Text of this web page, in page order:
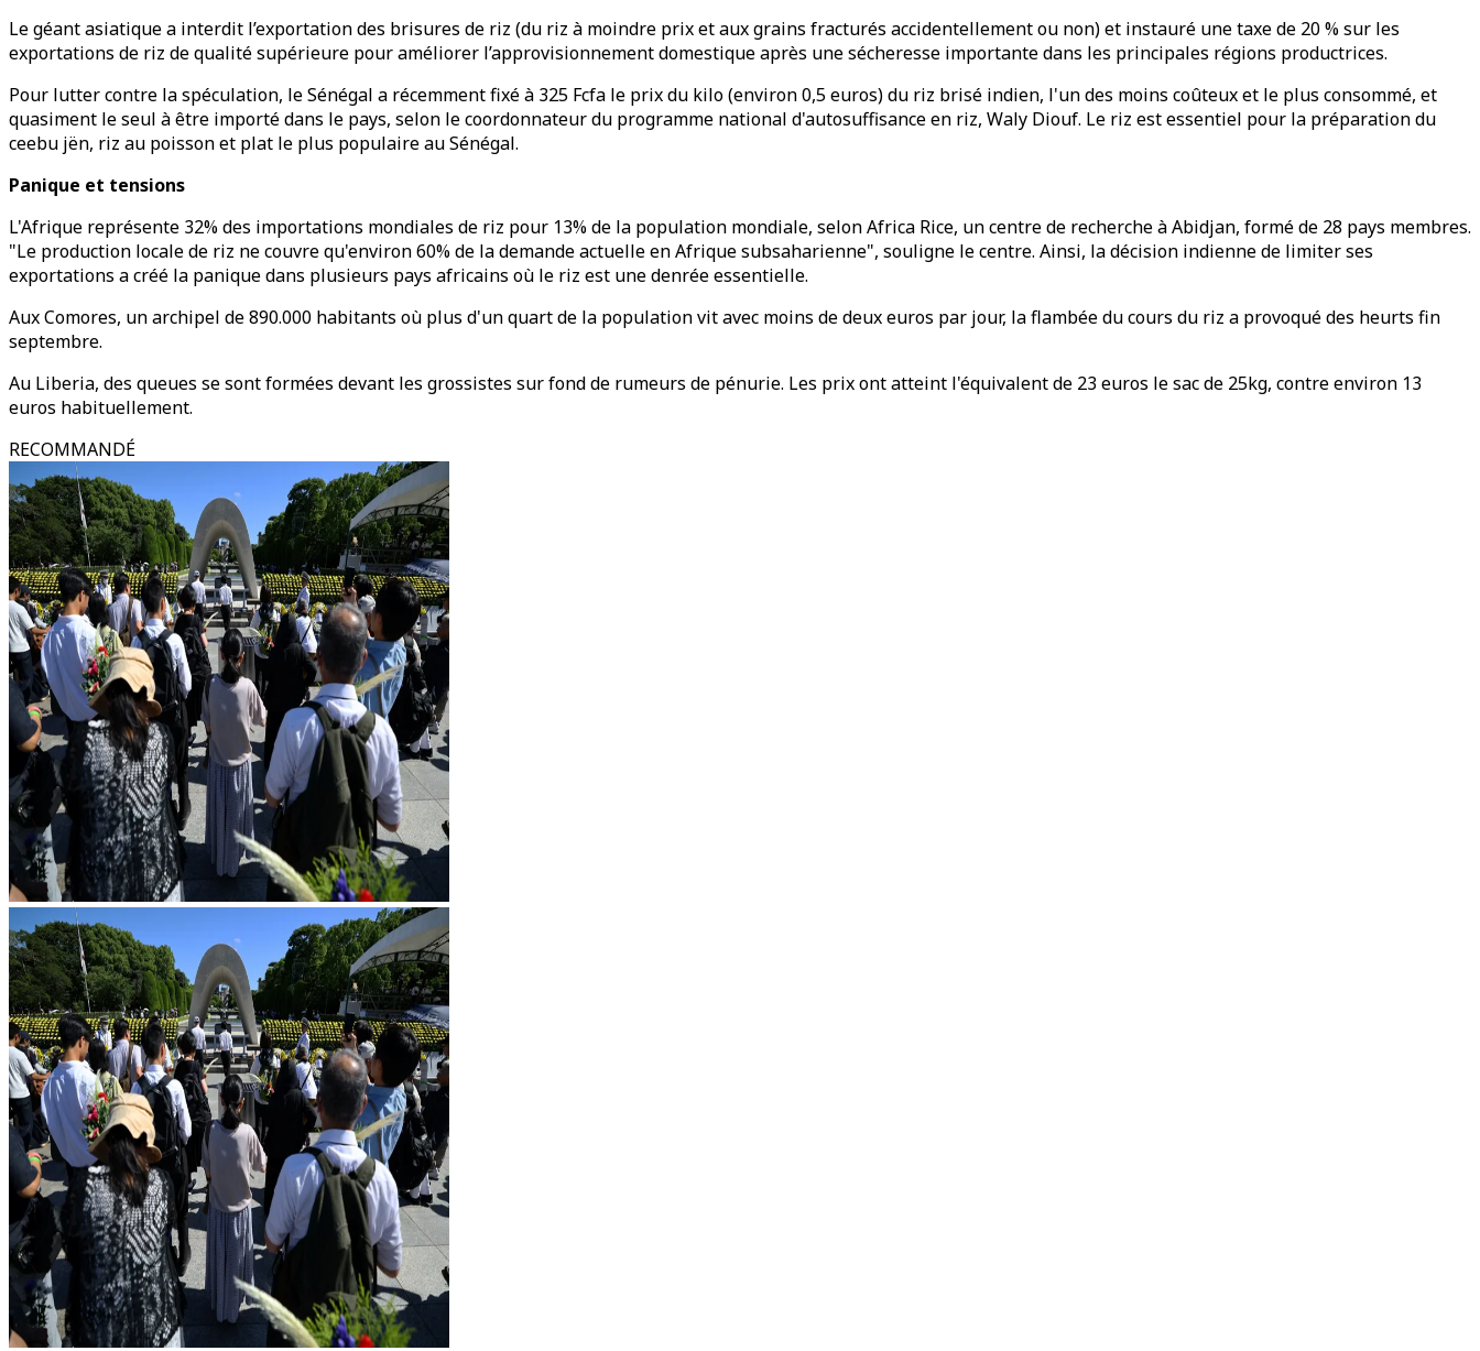
Le géant asiatique a interdit l’exportation des brisures de riz (du riz à moindre prix et aux grains fracturés accidentellement ou non) et instauré une taxe de 20 % sur les
exportations de riz de qualité supérieure pour améliorer l’approvisionnement domestique après une sécheresse importante dans les principales régions productrices.
Pour lutter contre la spéculation, le Sénégal a récemment fixé à 325 Fcfa le prix du kilo (environ 0,5 euros) du riz brisé indien, l'un des moins coûteux et le plus consommé, et
quasiment le seul à être importé dans le pays, selon le coordonnateur du programme national d'autosuffisance en riz, Waly Diouf. Le riz est essentiel pour la préparation du
ceebu jën, riz au poisson et plat le plus populaire au Sénégal.
Panique et tensions
L'Afrique représente 32% des importations mondiales de riz pour 13% de la population mondiale, selon Africa Rice, un centre de recherche à Abidjan, formé de 28 pays membres.
"Le production locale de riz ne couvre qu'environ 60% de la demande actuelle en Afrique subsaharienne", souligne le centre. Ainsi, la décision indienne de limiter ses
exportations a créé la panique dans plusieurs pays africains où le riz est une denrée essentielle.
Aux Comores, un archipel de 890.000 habitants où plus d'un quart de la population vit avec moins de deux euros par jour, la flambée du cours du riz a provoqué des heurts fin
septembre.
Au Liberia, des queues se sont formées devant les grossistes sur fond de rumeurs de pénurie. Les prix ont atteint l'équivalent de 23 euros le sac de 25kg, contre environ 13
euros habituellement.
RECOMMANDÉ